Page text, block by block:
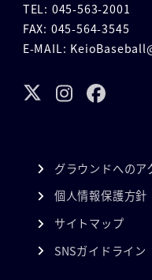
TEL: 045-563-2001
FAX: 045-564-3545
E-MAIL:
グラウンドへのア
個人情報保護方針
サイトマップ
SNSガイドライン